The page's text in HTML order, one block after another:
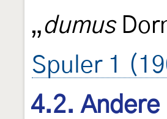
„dumus
Spuler 1
4.2. Andere